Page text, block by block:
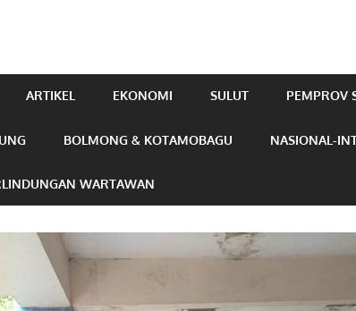
ARTIKEL EKONOMI SULUT PEMPROV
BOLMONG & KOTAMOBAGU NASIONAL-
WARTAWAN